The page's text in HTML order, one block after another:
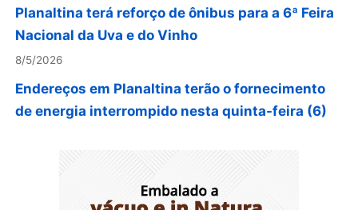
Nacional da Uva e do Vinho
8/5/2026
Endereços em Planaltina terão o fornecimento
de energia interrompido nesta quinta-feira (6)
8/5/2026
alimentação segura e personalizada aos